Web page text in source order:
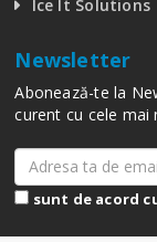
Ice It Solutions
Newsletter
Abonează-te la
curent cu cele mai
sunt de acord